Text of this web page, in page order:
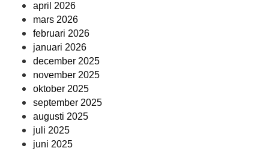
april 2026
mars 2026
februari 2026
januari 2026
december 2025
november 2025
oktober 2025
september 2025
augusti 2025
juli 2025
juni 2025